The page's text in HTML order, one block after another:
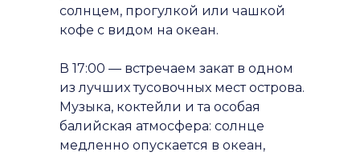
солнцем, прогулкой или чашкой
кофе с видом на океан.
В 17:00 — встречаем закат в одном
из лучших тусовочных мест острова.
Музыка, коктейли и та особая
балийская атмосфера: солнце
медленно опускается в океан,